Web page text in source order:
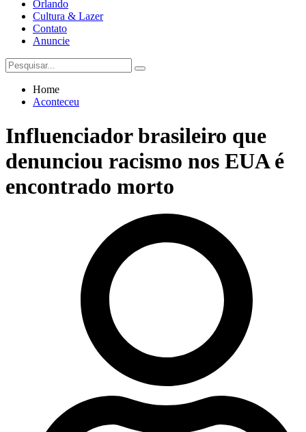
Orlando
Cultura & Lazer
Contato
Anuncie
Home
Aconteceu
Influenciador brasileiro que
denunciou racismo nos EUA é
encontrado morto